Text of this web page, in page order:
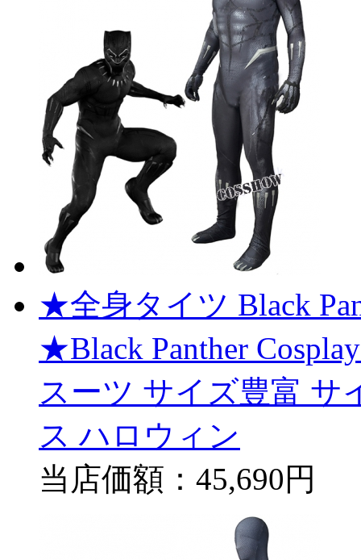
★全身タイツ Black
★Black Panther
スーツ サイズ豊富 サ
ス ハロウィン
当店価額： 45,690円